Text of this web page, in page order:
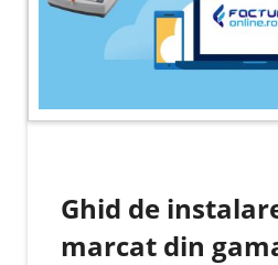
Ghid de
marcat din